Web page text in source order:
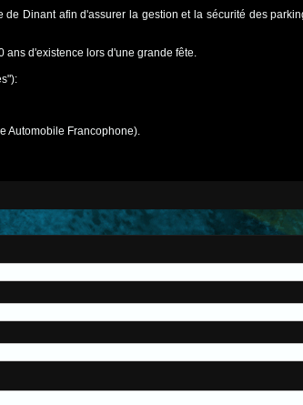
Dinant afin d'assurer la gestion et la sécurité des
ans d'existence lors d'une grande fête.
Automobile Francophone).